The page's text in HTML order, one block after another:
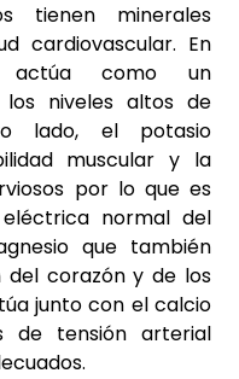
tienen minerales
cardiovascular. En
como un
los niveles altos de
lado, el potasio
muscular y la
por lo que es
normal del
que también
corazón y de los
junto con el calcio
de tensión arterial